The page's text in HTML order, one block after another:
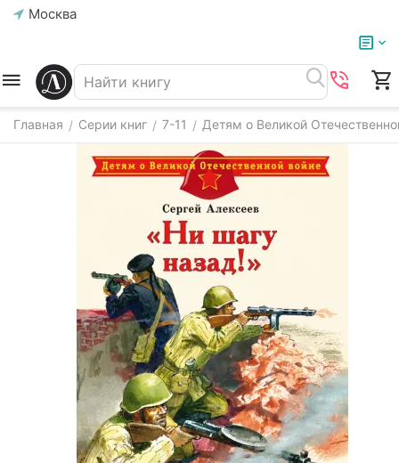
Москва
Главная / Серии книг / 7-11 / Детям о Великой